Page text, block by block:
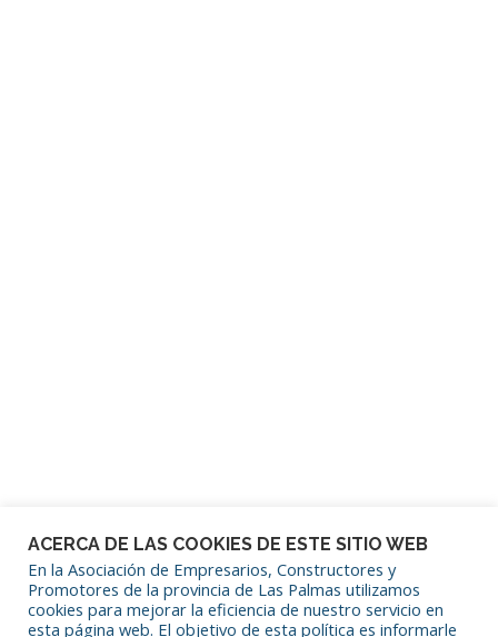
SÍGUENOS EN REDES SOCIALES
ACERCA DE LAS COOKIES DE ESTE SITIO WEB
En la Asociación de Empresarios, Constructores y
Promotores de la provincia de Las Palmas utilizamos
cookies para mejorar la eficiencia de nuestro servicio en
esta página web. El objetivo de esta política es informarle